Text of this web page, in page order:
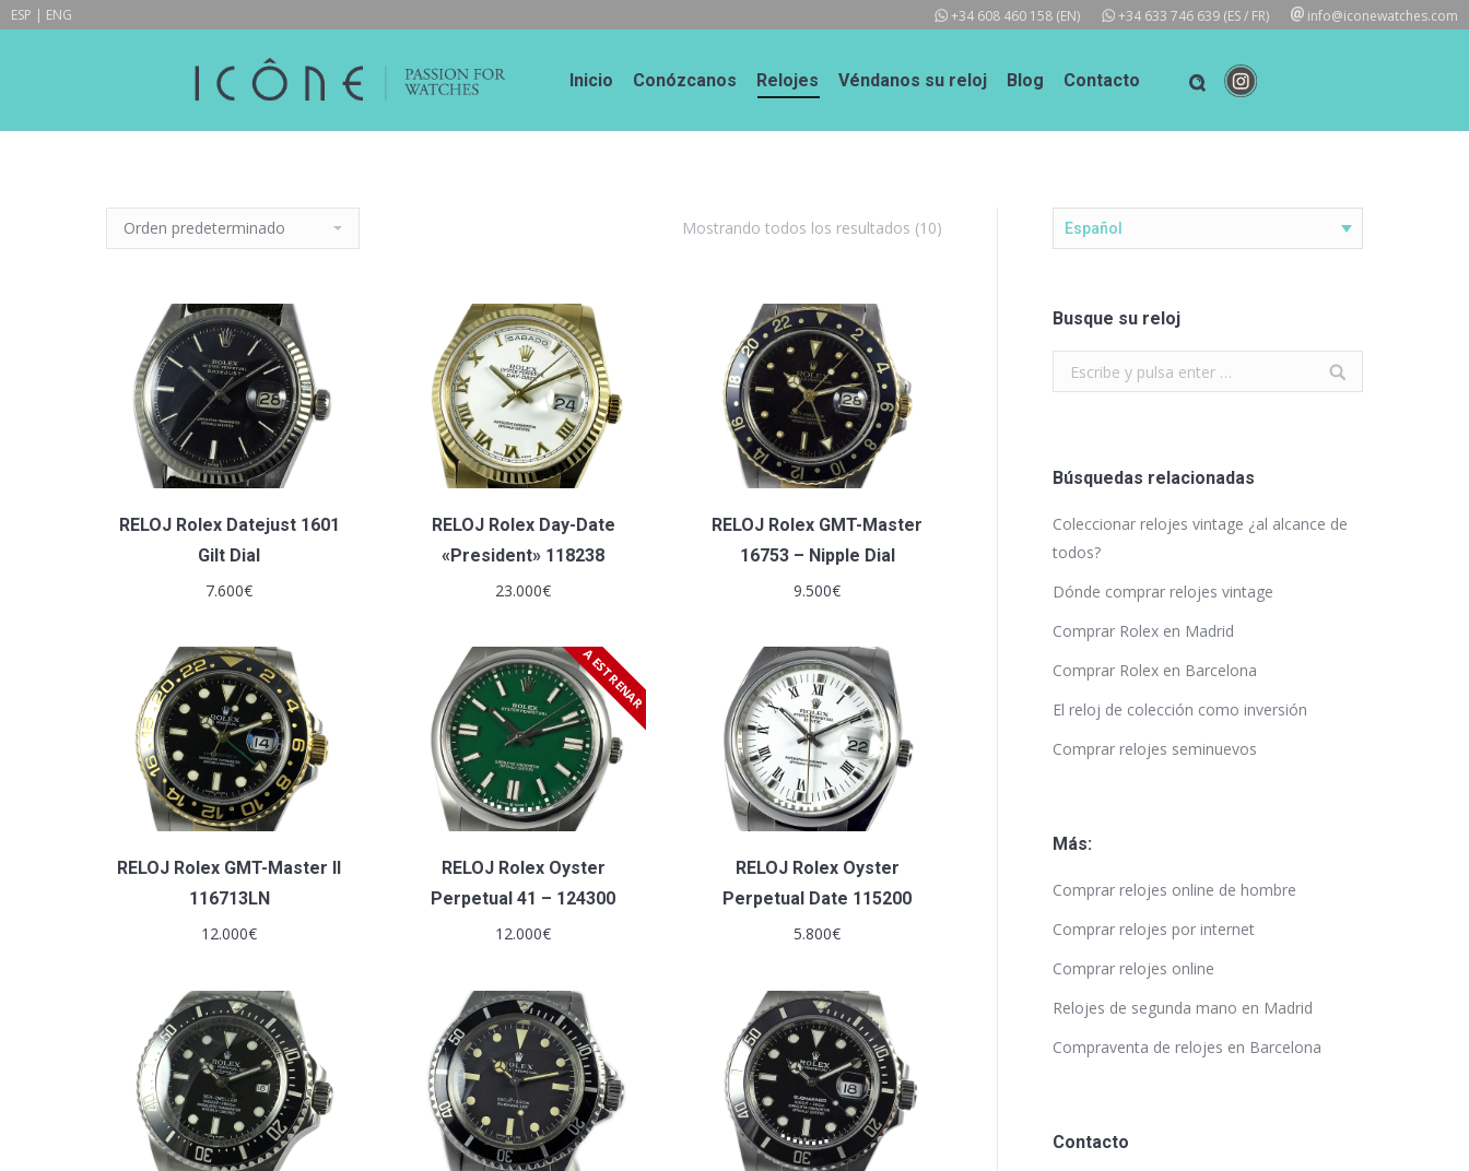
ESP | ENG info@iconewatches.com
+34 633 746 639 (ES / FR)
+34 608 460 158 (EN)
Inicio Conózcanos Relojes Véndanos su reloj Blog Contacto
Mostrando todos los resultados (10)
RELOJ Rolex Datejust 1601
Gilt Dial
7.600€
RELOJ Rolex Day-Date
«President» 118238
23.000€
RELOJ Rolex GMT-Master
16753 – Nipple Dial
9.500€
RELOJ Rolex GMT-Master II
116713LN
12.000€
A ESTRENAR
RELOJ Rolex Oyster
Perpetual 41 – 124300
12.000€
RELOJ Rolex Oyster
Perpetual Date 115200
5.800€
Español
Busque su reloj
Search:
Búsquedas relacionadas
Coleccionar relojes vintage ¿al alcance de
todos?
Dónde comprar relojes vintage
Comprar Rolex en Madrid
Comprar Rolex en Barcelona
El reloj de colección como inversión
Comprar relojes seminuevos
Más:
Comprar relojes online de hombre
Comprar relojes por internet
Comprar relojes online
Relojes de segunda mano en Madrid
Compraventa de relojes en Barcelona
Contacto